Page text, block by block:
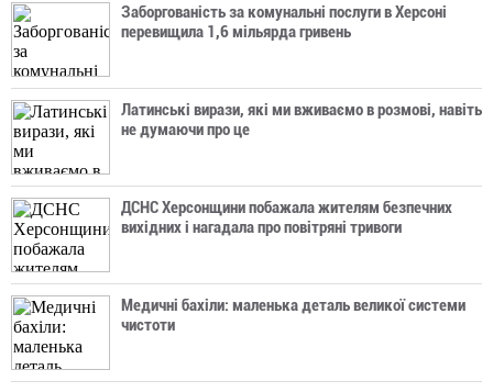
Заборгованість за комунальні послуги в Херсоні
перевищила 1,6 мільярда гривень
Латинські вирази, які ми вживаємо в розмові, навіть
не думаючи про це
ДСНС Херсонщини побажала жителям безпечних
вихідних і нагадала про повітряні тривоги
Медичні бахіли: маленька деталь великої системи
чистоти